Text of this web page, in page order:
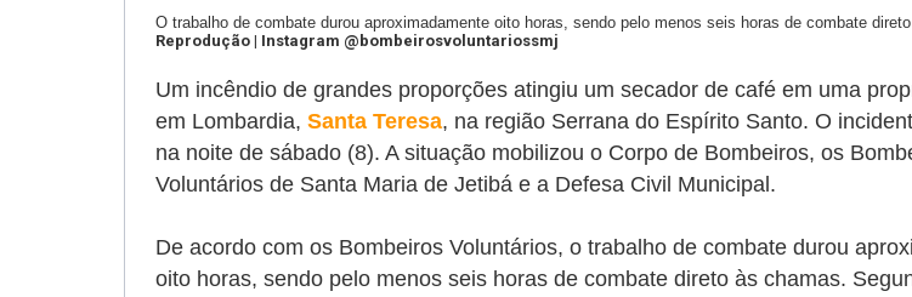
O trabalho de combate durou aproximadamente oito horas, sendo pelo menos seis horas de combate
Reprodução | Instagram @bombeirosvoluntariossmj
Um incêndio de grandes proporções atingiu um secador de café em uma
em Lombardia, Santa Teresa, na região Serrana do Espírito Santo. O
na noite de sábado (8). A situação mobilizou o Corpo de Bombeiros, os
Voluntários de Santa Maria de Jetibá e a Defesa Civil Municipal.
De acordo com os Bombeiros Voluntários, o trabalho de combate durou
oito horas, sendo pelo menos seis horas de combate direto às chamas.